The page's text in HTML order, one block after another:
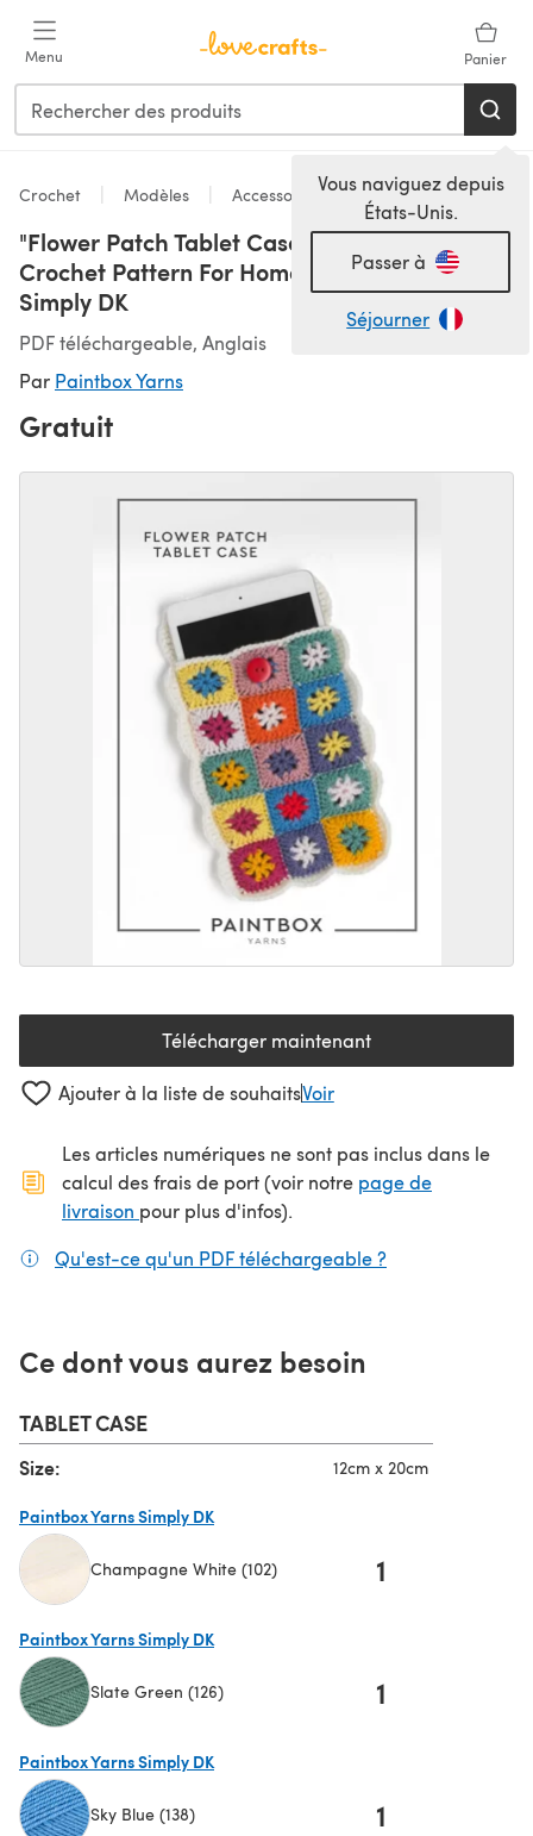
Menu Panier
Vous naviguez depuis
États-Unis.
Passer à
Séjourner
Crochet Modèles Accessoires
"Flower Patch Tablet Case" - Free Accessory
Crochet Pattern For Home in Paintbox Yarns
Simply DK
PDF téléchargeable, Anglais
Par Paintbox Yarns
Gratuit
Télécharger maintenant(s'ouvre dans un nouvel
Ajouter à la liste de souhaitsVoir
Les articles numériques ne sont pas inclus dans le
calcul des frais de port (voir notre page de
livraison (s'ouvre dans un nouvel onglet)
pour plus d'infos).
Qu'est-ce qu'un PDF téléchargeable ?
Ce dont vous aurez besoin
TABLET CASE
Size: 12cm x 20cm
Paintbox Yarns Simply DK
Champagne White (102) 1
Paintbox Yarns Simply DK
Slate Green (126) 1
Paintbox Yarns Simply DK
Sky Blue (138) 1